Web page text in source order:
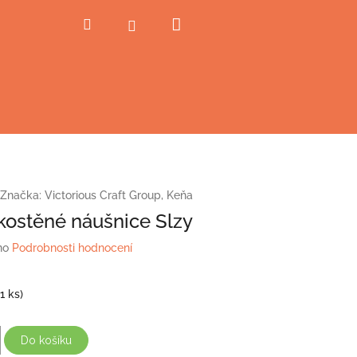
Hledat Přihlášení
Značka: Victorious Craft Group, Keňa
náušnice Slzy
Podrobnosti hodnocení
ks)
Do košíku